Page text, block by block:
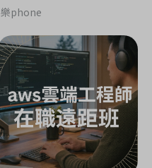
樂phone